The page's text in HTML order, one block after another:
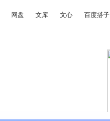
网盘 文库 文心 百度搭子